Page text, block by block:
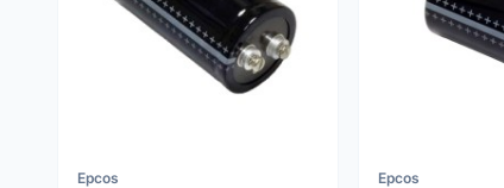
Epcos Epcos